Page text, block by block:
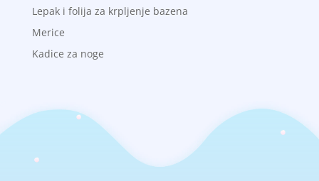
Lepak i folija za krpljenje bazena
Merice
Kadice za noge